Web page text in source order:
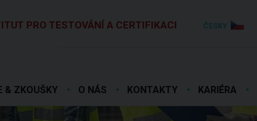
PRO TESTOVÁNÍ A CERTIFIKACI ČESKY
& ZKOUŠKY O NÁS KONTAKTY KARIÉRA